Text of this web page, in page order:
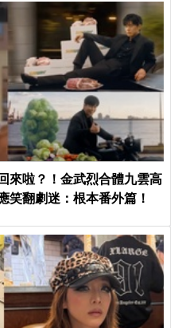
來啦？！金武烈合體九雲高
笑翻劇迷：根本番外篇！